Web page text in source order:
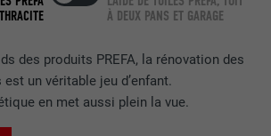
des produits PREFA, la rénovation des
un véritable jeu d’enfant.
en met aussi plein la vue.
À DEUX PANS ET GARAGE
bscookie